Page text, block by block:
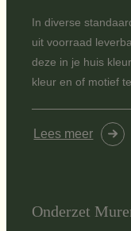
In diverse
uit voorraad
deze in je huis
kleur en of motief
Lees meer
Onderzet